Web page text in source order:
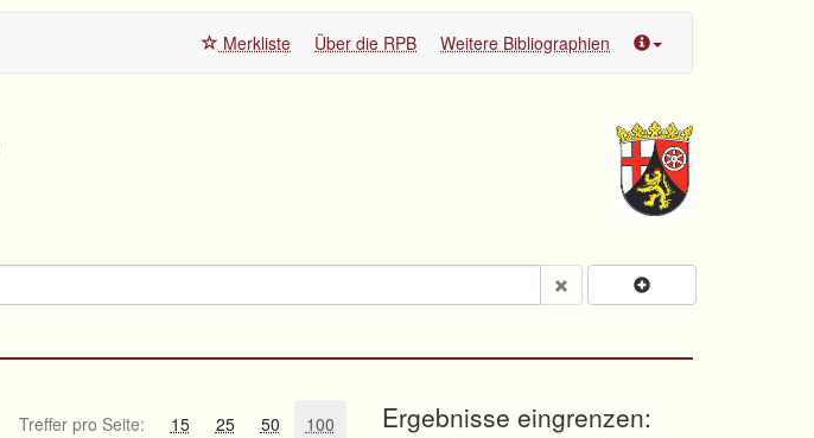
Merkliste Über die RPB Weitere Bibliographien
Treffer pro Seite: 15 25 50 100 Ergebnisse eingrenzen: